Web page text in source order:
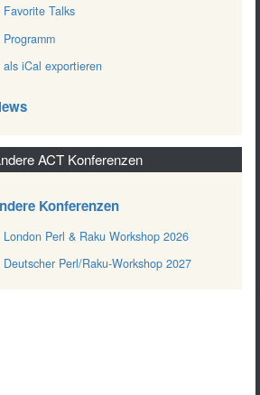
Favorite Talks
Programm
als iCal exportieren
ACT Konferenzen
Konferenzen
London Perl & Raku Workshop 2026
Deutscher Perl/Raku-Workshop 2027